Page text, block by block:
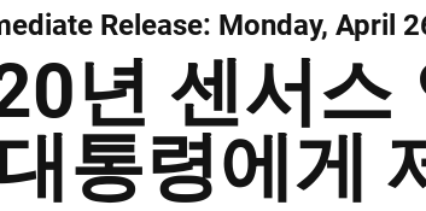
Release: Monday, April
년 센서스
통령에게